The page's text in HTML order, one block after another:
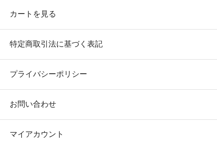
カートを見る
特定商取引法に基づく表記
プライバシーポリシー
お問い合わせ
マイアカウント